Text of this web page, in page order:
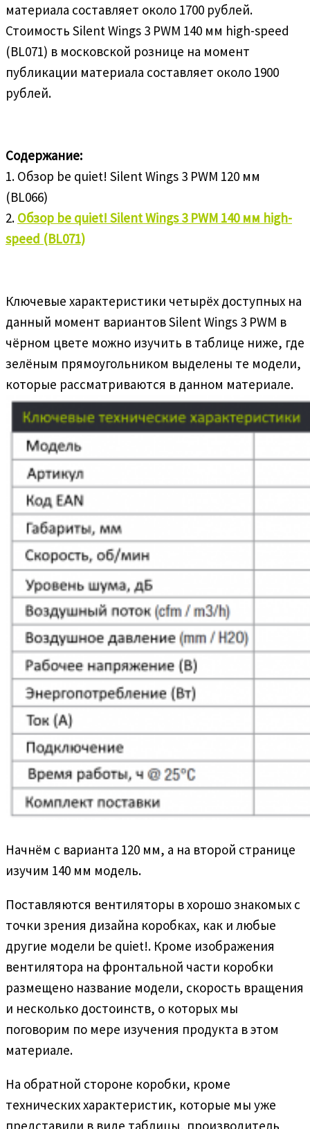
материала составляет около 1700 рублей.
Стоимость Silent Wings 3 PWM 140 мм high-speed
(BL071) в московской рознице на момент
публикации материала составляет около 1900
рублей.
Содержание:
1. Обзор be quiet! Silent Wings 3 PWM 120 мм
(BL066)
2. Обзор be quiet! Silent Wings 3 PWM 140 мм high-
speed (BL071)
Ключевые характеристики четырёх доступных на
данный момент вариантов Silent Wings 3 PWM в
чёрном цвете можно изучить в таблице ниже, где
зелёным прямоугольником выделены те модели,
которые рассматриваются в данном материале.
Начнём с варианта 120 мм, а на второй странице
изучим 140 мм модель.
Поставляются вентиляторы в хорошо знакомых с
точки зрения дизайна коробках, как и любые
другие модели be quiet!. Кроме изображения
вентилятора на фронтальной части коробки
размещено название модели, скорость вращения
и несколько достоинств, о которых мы
поговорим по мере изучения продукта в этом
материале.
На обратной стороне коробки, кроме
технических характеристик, которые мы уже
представили в виде таблицы, производитель